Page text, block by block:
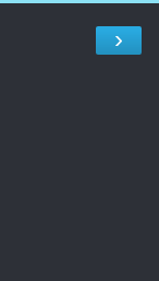
›